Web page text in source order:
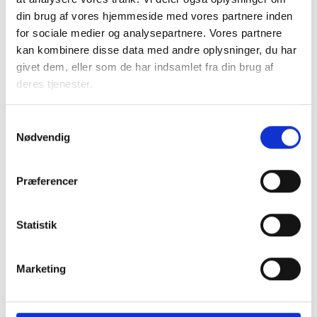
din brug af vores hjemmeside med vores partnere inden
for sociale medier og analysepartnere. Vores partnere
kan kombinere disse data med andre oplysninger, du har
givet dem, eller som de har indsamlet fra din brug af
deres tjenester.
Nødvendig
Præferencer
Statistik
Marketing
Organisationsbestyrelsens
ansvar i konflikter
Konflikter er uundgåelige i samspillet mellem
bestyrelsesarbejde. Dette vidensblad beskriver
organisationsbestyrelsens ansvar i forhold til
forebyggelse samt links til yderligere ressourcer
Læs mere